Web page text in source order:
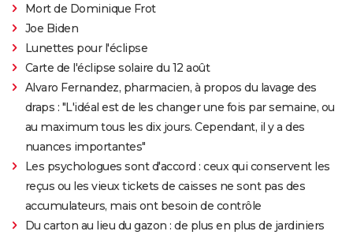
Mort de Dominique Frot
Joe Biden
Lunettes pour l'éclipse
Carte de l'éclipse solaire du 12 août
Alvaro Fernandez, pharmacien, à propos du lavage des
draps : "L'idéal est de les changer une fois par semaine, ou
au maximum tous les dix jours. Cependant, il y a des
nuances importantes"
Les psychologues sont d'accord : ceux qui conservent les
reçus ou les vieux tickets de caisses ne sont pas des
accumulateurs, mais ont besoin de contrôle
Du carton au lieu du gazon : de plus en plus de jardiniers